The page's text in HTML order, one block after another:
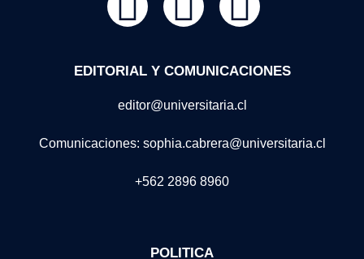
EDITORIAL Y COMUNICACIONES
editor@universitaria.cl
Comunicaciones: sophia.cabrera@universitaria.cl
+562 2896 8960
POLITICA